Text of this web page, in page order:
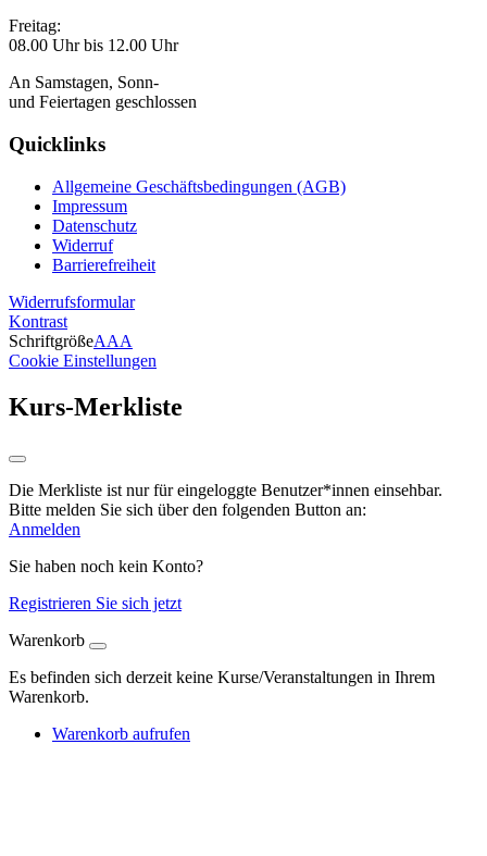
Freitag:
08.00 Uhr bis 12.00 Uhr
An Samstagen, Sonn-
und Feiertagen geschlossen
Quicklinks
Allgemeine Geschäftsbedingungen (AGB)
Impressum
Datenschutz
Widerruf
Barrierefreiheit
Widerrufsformular
Kontrast
SchriftgrößeAAA
Cookie Einstellungen
Kurs-Merkliste
Die Merkliste ist nur für eingeloggte Benutzer*innen einsehbar.
Bitte melden Sie sich über den folgenden Button an:
Anmelden
Sie haben noch kein Konto?
Registrieren Sie sich jetzt
Warenkorb
Es befinden sich derzeit keine Kurse/Veranstaltungen in Ihrem
Warenkorb.
Warenkorb aufrufen